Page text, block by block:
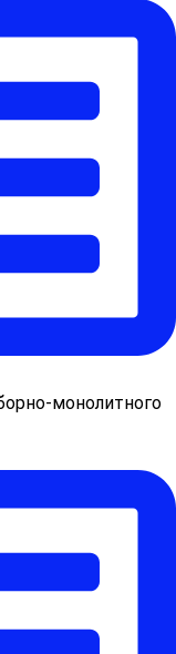
монолитного